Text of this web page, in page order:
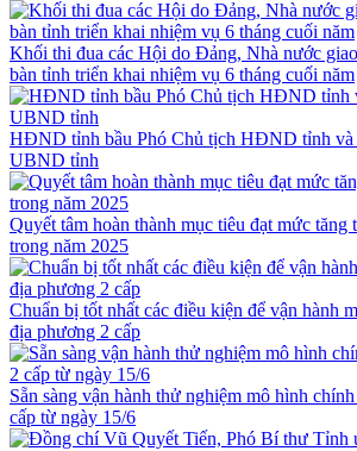
Khối thi đua các Hội do Đảng, Nhà nước
bàn tỉnh triển khai nhiệm vụ 6 tháng cuối năm
HĐND tỉnh bầu Phó Chủ tịch HĐND tỉnh và
UBND tỉnh
Quyết tâm hoàn thành mục tiêu đạt mức tăng
trong năm 2025
Chuẩn bị tốt nhất các điều kiện để vận hành
địa phương 2 cấp
Sẵn sàng vận hành thử nghiệm mô hình
cấp từ ngày 15/6